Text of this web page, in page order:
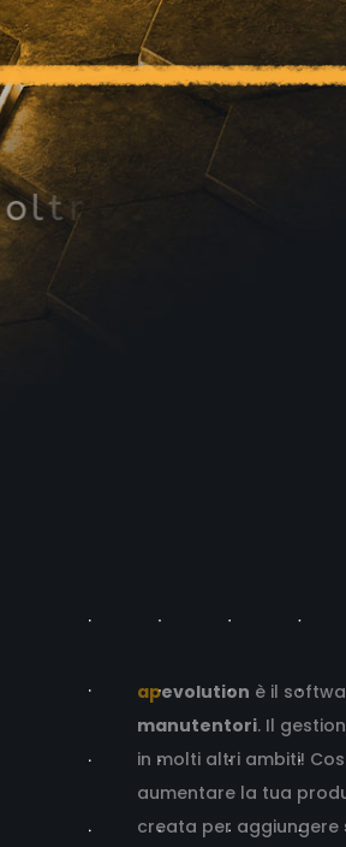
ltre c
apevolution è il
manutentori. Il
in molti altri ambiti!
aumentare la tua
creata per aggiungere